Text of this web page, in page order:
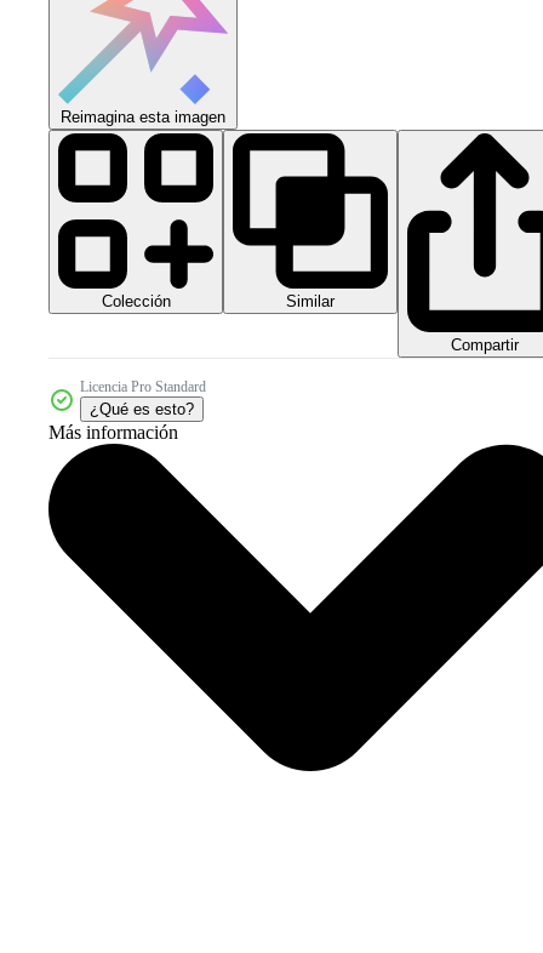
Reimagina esta imagen
Colección Similar
Compartir
Licencia Pro Standard
¿Qué es esto?
Más información